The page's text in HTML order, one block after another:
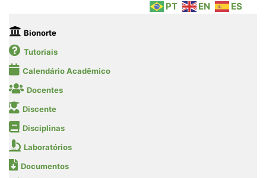
Legislação
PT EN ES
Bionorte
Tutoriais
Calendário Acadêmico
Docentes
Discente
Disciplinas
Laboratórios
Documentos